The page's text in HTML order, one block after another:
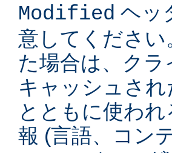
Modified ヘッ
意してくださ
た場合は、ク
キャッシュさ
とともに使わ
報 (言語、コン